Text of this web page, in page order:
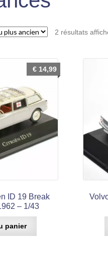
2 résultats
ID 19 Break
– 1/43
€14,99
panier